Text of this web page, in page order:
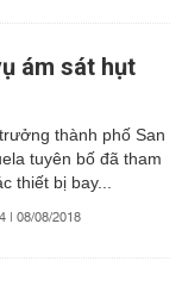
ám sát hụt
thành phố San
tuyên bố đã tham
thiết bị bay...
| 08/08/2018